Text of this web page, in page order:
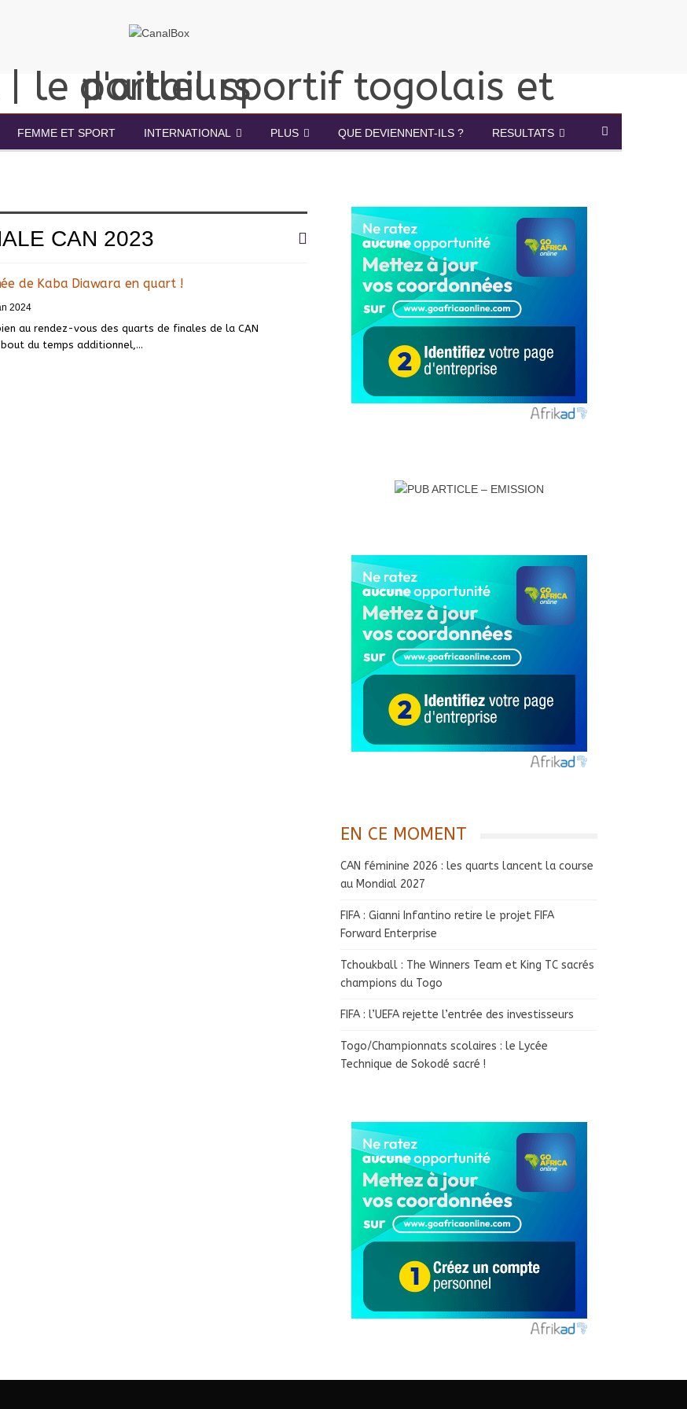
FEMME ET SPORT INTERNATIONAL PLUS QUE DEVIENNENT-ILS ? RESULTATS
CAN 2023
de Kaba Diawara en quart !
2024
au rendez-vous des quarts de finales de la CAN
du temps additionnel,…
EN CE MOMENT
CAN féminine 2026 : les quarts lancent la course
au Mondial 2027
FIFA : Gianni Infantino retire le projet FIFA
Forward Enterprise
Tchoukball : The Winners Team et King TC sacrés
champions du Togo
FIFA : l’UEFA rejette l’entrée des investisseurs
Togo/Championnats scolaires : le Lycée
Technique de Sokodé sacré !